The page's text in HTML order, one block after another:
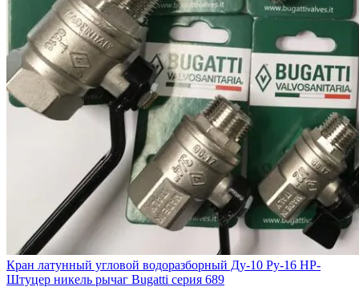
Кран латунный угловой водоразборный Ду-10 Ру-16 НР-
Штуцер никель рычаг Bugatti серия 689